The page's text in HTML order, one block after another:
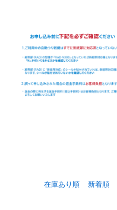
在庫あり順 新着順